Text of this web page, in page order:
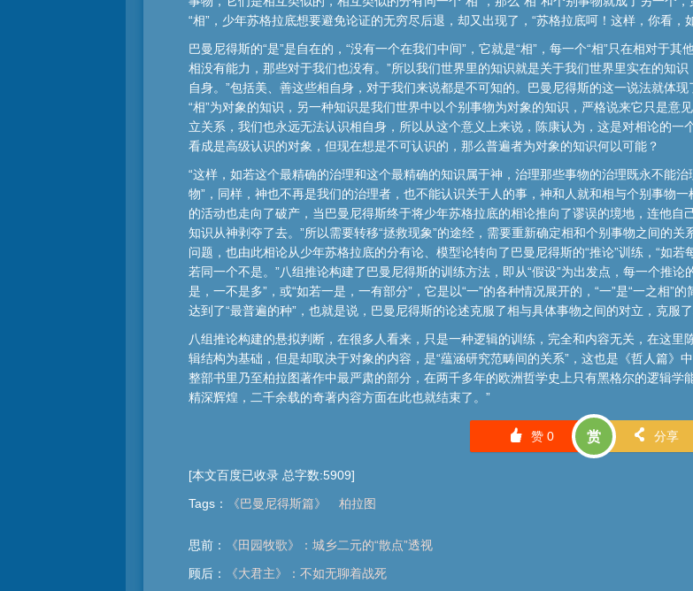
“相”，少年苏格拉底想要避免论证的无穷尽后退，却又出现了，“苏格拉底呵！这样，你看
巴曼尼得斯的“是”是自在的，“没有一个在我们中间”，它就是“相”，每一个“相”只在相对于其
相没有能力，那些对于我们也没有。”所以我们世界里的知识就是关于我们世界里实在的知
自身。”包括美、善这些相自身，对于我们来说都是不可知的。巴曼尼得斯的这一说法就体
“相”为对象的知识，另一种知识是我们世界中以个别事物为对象的知识，严格说来它只是意
立关系，我们也永远无法认识相自身，所以从这个意义上来说，陈康认为，这是对相论的
看成是高级认识的对象，但现在想是不可认识的，那么普遍者为对象的知识何以可能？
“这样，如若这个最精确的治理和这个最精确的知识属于神，治理那些事物的治理既永不能
物”，同样，神也不再是我们的治理者，也不能认识关于人的事，神和人就和相与个别事物
的活动也走向了破产，当巴曼尼得斯终于将少年苏格拉底的相论推向了谬误的境地，连他自
知识从神剥夺了去。”所以需要转移“拯救现象”的途经，需要重新确定相和个别事物之间的
问题，也由此相论从少年苏格拉底的分有论、模型论转向了巴曼尼得斯的“推论”训练，“如
若同一个不是。”八组推论构建了巴曼尼得斯的训练方法，即从“假设”为出发点，每一个推
是，一不是多”，或“如若一是，一有部分”，它是以“一”的各种情况展开的，“一”是“一之相”
达到了“最普遍的种”，也就是说，巴曼尼得斯的论述克服了相与具体事物之间的对立，克服
八组推论构建的悬拟判断，在很多人看来，只是一种逻辑的训练，完全和内容无关，在这
辑结构为基础，但是却取决于对象的内容，是“蕴涵研究范畴间的关系”，这也是《哲人篇》
整部书里乃至柏拉图著作中最严肃的部分，在两千多年的欧洲哲学史上只有黑格尔的逻辑学
精深辉煌，二千余载的奇著内容方面在此也就结束了。”
󰄼 赞 0 赏 󰄯 分享
[本文百度已收录 总字数:5909]
Tags ： 《巴曼尼得斯篇》 柏拉图
思前：
《田园牧歌》：城乡二元的“散点”透视
顾后：
《大君主》：不如无聊着战死